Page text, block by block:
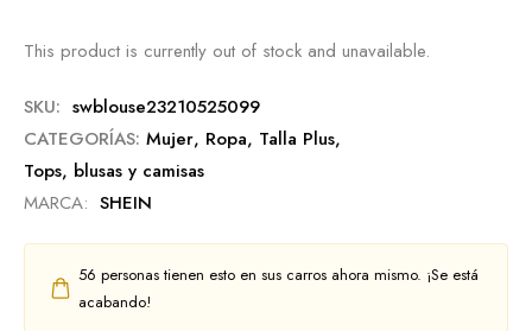
This product is currently out of stock and unavailable.
SKU: swblouse23210525099
CATEGORÍAS: Mujer, Ropa, Talla Plus,
Tops, blusas y camisas
MARCA: SHEIN
56 personas tienen esto en sus carros ahora mismo. ¡Se está
acabando!